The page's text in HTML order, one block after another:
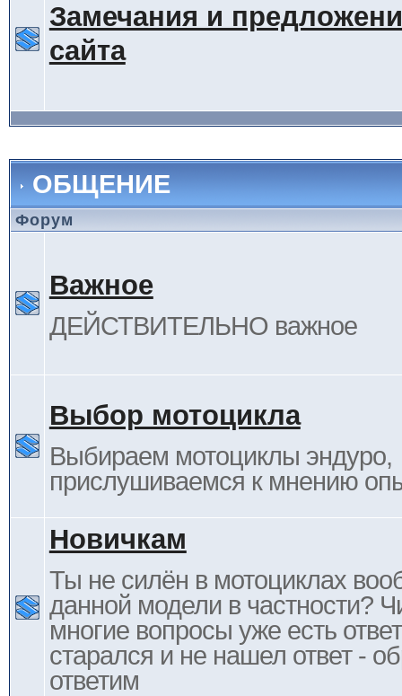
Замечания и
сайта
ОБЩЕНИЕ
Форум
Важное
ДЕЙСТВИТЕЛЬНО важное
Выбор мотоцикла
Выбираем мотоциклы эндуро,
прислушиваемся к мнению
Новичкам
Ты не силён в мотоциклах
данной модели в частности?
многие вопросы уже есть
старался и не нашел ответ -
ответим